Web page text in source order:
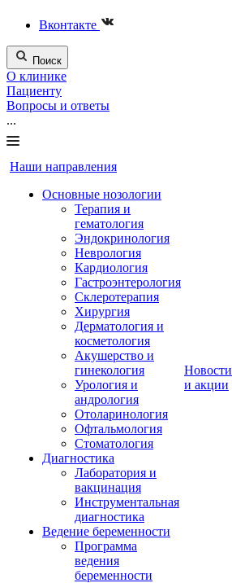
Вконтакте
Поиск
О клинике
Пациенту
Вопросы и ответы
...
Наши направления
Основные нозологии
Терапия и
гематология
Эндокринология
Неврология
Кардиология
Гастроэнтерология
Склеротерапия
Хирургия
Дерматология и
косметология
Акушерство и
гинекология
Урология и
андрология
Отоларинология
Офтальмология
Стоматология
Диагностика
Лаборатория и
вакцинация
Инструментальная
диагностика
Ведение беременности
Программа
ведения
беременности
Новости
и акции